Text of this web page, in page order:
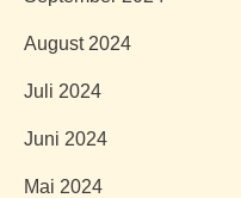
August 2024
Juli 2024
Juni 2024
Mai 2024